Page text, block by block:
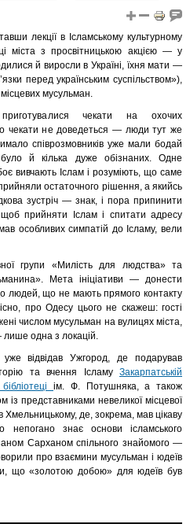
лекції в Ісламському культурному
міста з просвітницькою акцією — у
й виросли в Україні, їхня мати —
перед українським суспільством»),
мусульман.
чекати на охочих
чекати не доведеться — люди тут же
співрозмовників уже мали бодай
й кілька дуже обізнаних. Одне
вивчають Іслам і розуміють, що саме
остаточного рішення, а якийсь
зустріч — знак, і пора припинити
прийняти Іслам і спитати адресу
особливих симпатій до Ісламу, вели
групи «Милість для людства» та
Мета ініціативи — донести
людей, що не мають прямого контакту
про Одесу цього не скажеш: гості
числом мусульман на вулицях міста,
одна з локацій.
відвідав Ужгород, де подарував
та вчення Ісламу Закарпатській
ім. Ф. Потушняка, а також
із представниками невеликої місцевої
Хмельницькому, де, зокрема, мав цікаву
непогано знає основи ісламського
Сарханом спільного знайомого —
про взаємини мусульман і юдеїв
що «золотою добою» для юдеїв був